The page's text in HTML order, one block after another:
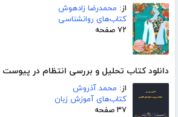
از: محمدرضا زادهوش
کتاب‌های روانشناسی
۷۲ صفحه
دانلود کتاب تحلیل و بررسی انتظام در پیوست
از: محمد آذروش
کتاب‌های آموزش زبان
۳۷ صفحه